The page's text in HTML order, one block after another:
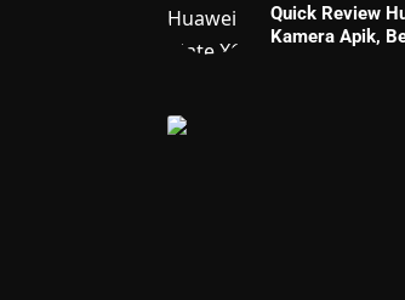
Quick Review
Kamera Apik,